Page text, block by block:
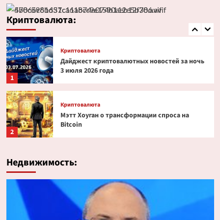
Криптовалюта:
5
Эксперт PlanB допустил снижение биткоина
до $52 000
1
Криптовалюта
Дайджест криптовалютных новостей за ночь
3 июля 2026 года
2
Криптовалюта
Мэтт Хоуган о трансформации спроса на
Bitcoin
Криптовалюта
токенизированных акциях
Криптовалюта
Недвижимость: